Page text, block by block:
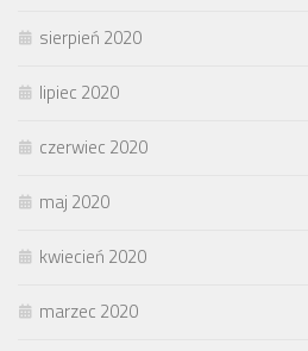
sierpień 2020
lipiec 2020
czerwiec 2020
maj 2020
kwiecień 2020
marzec 2020